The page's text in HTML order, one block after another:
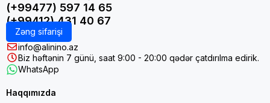
(+99477) 597 14 65
(+99412) 431 40 67
Zəng sifarişi
info@alinino.az
Biz həftənin 7 günü, saat 9:00 - 20:00 qədər çatdırılma edirik.
WhatsApp
Haqqımızda